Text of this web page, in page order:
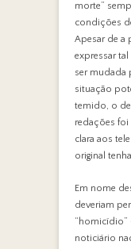
morte”
condições
Apesar de a
expressar
ser mudada
situação
temido, o de
redações
clara aos
original
Em nome
deveriam
“homicídio”
noticiário